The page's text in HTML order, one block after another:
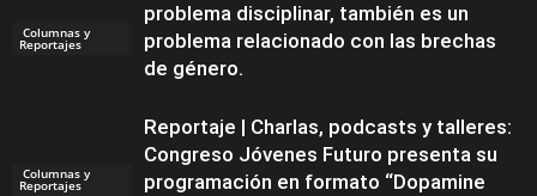
Columnas y
Reportajes
problema disciplinar, también es un
problema relacionado con las brechas
de género.
Columnas y
Reportajes
Reportaje | Charlas, podcasts y talleres:
Congreso Jóvenes Futuro presenta su
programación en formato “Dopamine